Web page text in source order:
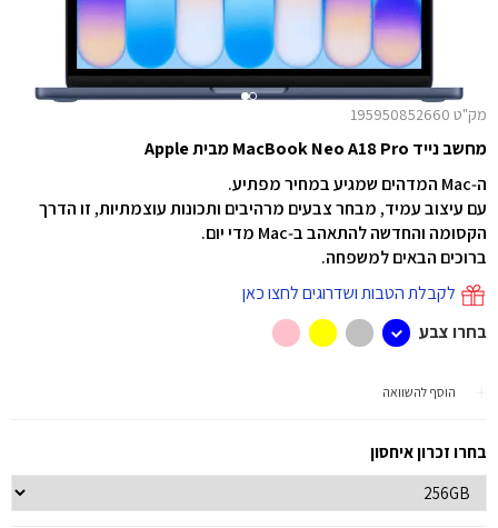
מק"ט 195950852660
מחשב נייד MacBook Neo A18 Pro מבית Apple
ה‑Mac המדהים שמגיע במחיר מפתיע.
עם עיצוב עמיד, מבחר צבעים מרהיבים ותכונות עוצמתיות, זו הדרך
הקסומה והחדשה להתאהב ב‑Mac מדי יום.
ברוכים הבאים למשפחה.
לקבלת הטבות ושדרוגים לחצו כאן
בחרו צבע
הוסף להשוואה
בחרו זכרון איחסון